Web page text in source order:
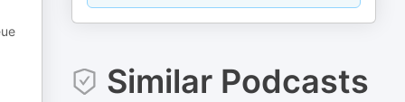
Similar Podcasts